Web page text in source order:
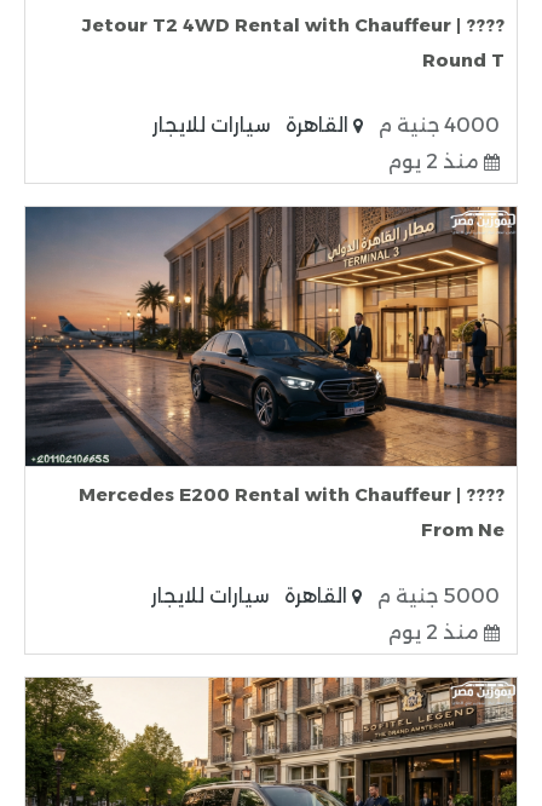
???? Jetour T2 4WD Rental with Chauffeur |
Round T
4000 جنية م القاهرة
سيارات للايجار
منذ 2 يوم
???? Mercedes E200 Rental with Chauffeur |
From Ne
5000 جنية م القاهرة
سيارات للايجار
منذ 2 يوم